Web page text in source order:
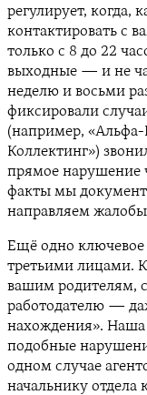
регулирует, когда,
контактировать с
только с 8 до 22
выходные — и не
неделю и восьми
фиксировали
(например, «Альфа-
Коллектинг»)
прямое нарушение
факты мы
направляем
Ещё одно ключевое
третьими лицами.
вашим родителям,
работодателю —
нахождения». Наша
подобные
одном случае
начальнику отдела